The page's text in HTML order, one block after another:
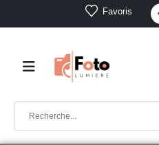
Favoris